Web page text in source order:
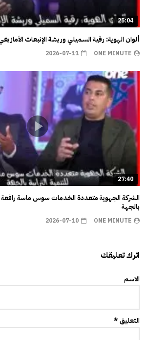
25:04
ألوان الهوية: رقية السميلي وريشة الإنبعاث
ONE MINUTE
2026-07-11
27:40
الشركة الجهوية متعددة الخدمات سوس ماسة رافعة
بالجهة
ONE MINUTE
2026-07-10
اترك تعليقك
الاسم
التعليق *